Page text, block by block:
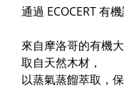
通過 ECOCERT 有
來自摩洛哥的有機
取自天然木材，
以蒸氣蒸餾萃取，